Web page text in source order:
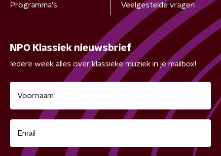
Programma's Veelgestelde vragen
NPO Klassiek nieuwsbrief
Iedere week alles over klassieke muziek in je mailbox!